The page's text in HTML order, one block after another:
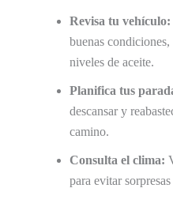
Revisa tu vehículo:
buenas
niveles de aceite.
Planifica tus
descansar y
camino.
Consulta el clima:
para evitar